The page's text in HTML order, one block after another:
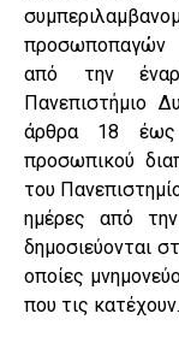
προσωποπαγών
από την
Πανεπιστήμιο
άρθρα 18
προσωπικού
του
ημέρες από
δημοσιεύονται
οποίες
που τις κατέχουν.